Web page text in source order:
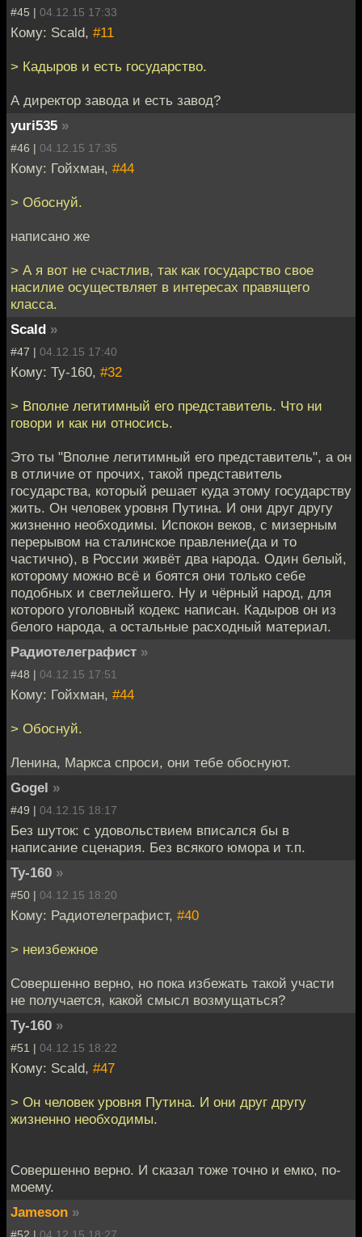
#45 | 04.12.15 17:33
Кому: Scald, #11
> Кадыров и есть государство.
А директор завода и есть завод?
yuri535 »
#46 | 04.12.15 17:35
Кому: Гойхман, #44
> Обоснуй.
написано же
> А я вот не счастлив, так как государство свое
насилие осуществляет в интересах правящего
класса.
Scald »
#47 | 04.12.15 17:40
Кому: Ту-160, #32
> Вполне легитимный его представитель. Что ни
говори и как ни относись.
Это ты "Вполне легитимный его представитель", а он
в отличие от прочих, такой представитель
государства, который решает куда этому государству
жить. Он человек уровня Путина. И они друг другу
жизненно необходимы. Испокон веков, с мизерным
перерывом на сталинское правление(да и то
частично), в России живёт два народа. Один белый,
которому можно всё и боятся они только себе
подобных и светлейшего. Ну и чёрный народ, для
которого уголовный кодекс написан. Кадыров он из
белого народа, а остальные расходный материал.
Радиотелеграфист »
#48 | 04.12.15 17:51
Кому: Гойхман, #44
> Обоснуй.
Ленина, Маркса спроси, они тебе обоснуют.
Gogel »
#49 | 04.12.15 18:17
Без шуток: с удовольствием вписался бы в
написание сценария. Без всякого юмора и т.п.
Ту-160 »
#50 | 04.12.15 18:20
Кому: Радиотелеграфист, #40
> неизбежное
Совершенно верно, но пока избежать такой участи
не получается, какой смысл возмущаться?
Ту-160 »
#51 | 04.12.15 18:22
Кому: Scald, #47
> Он человек уровня Путина. И они друг другу
жизненно необходимы.
Совершенно верно. И сказал тоже точно и емко, по-
моему.
Jameson »